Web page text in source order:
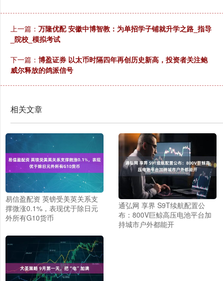
上一篇： 万隆优配 安徽中博智教：为单招学子铺就升学之路_指导
_院校_模拟考试
下一篇： 博盈证券 以太币时隔四年再创历史新高，投资者关注鲍
威尔释放的鸽派信号
相关文章
易信盈配资 英镑受美英关系支
撑微涨0.1%，表现优于除日元
外所有G10货币
通弘网 享界 S9T续航配置公
布：800V巨鲸高压电池平台加
持城市户外都能开